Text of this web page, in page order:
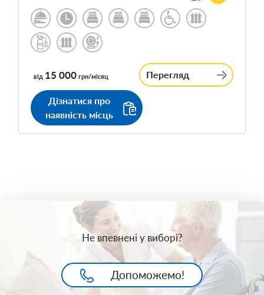
від 15 000 грн/місяц Перегляд
Дізнатися про
наявність місць
Не впевнені у виборі?
Допоможемо!